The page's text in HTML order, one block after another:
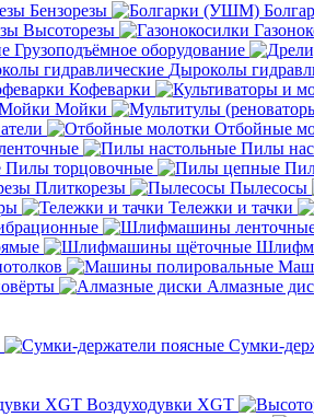
Бензорезы
Высоторезы
Грузоподъёмное оборудование
Дыроколы
Кофеварки
Мойки
Отбойные
Пилы
Пилы торцовочные
Плиткорезы Пылесосы
Тележки и тачки
Алмазные
Сумки-
Воздуходувки XGT